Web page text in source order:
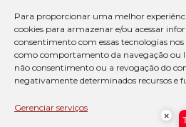
Para proporcionar uma melhor
cookies para armazenar e/ou acessar
consentimento com essas tecnologias
como comportamento da navegação ou
não consentimento ou a revogação do
negativamente determinados recursos e
Gerenciar serviços
© Copyright 2026 Le Canton.
×